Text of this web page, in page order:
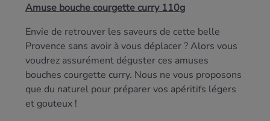
Amuse bouche courgette curry 110g
Envie de retrouver les saveurs de cette belle
Provence sans avoir à vous déplacer ? Alors vous
voudrez assurément déguster ces amuses
bouches courgette curry. Nous ne vous proposons
que du naturel pour préparer vos apéritifs légers
et gouteux !